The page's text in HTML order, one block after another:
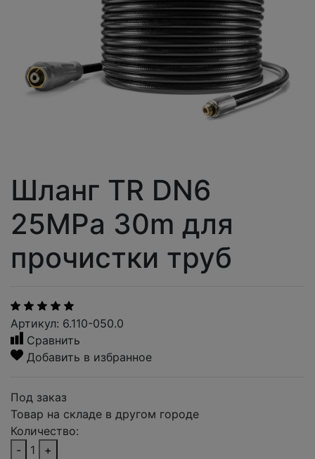
Шланг TR DN6
25MPa 30m для
прочистки труб
Артикул: 6.110-050.0
Сравнить
Добавить в избранное
Под заказ
Товар на складе в другом городе
Количество:
-
1
+